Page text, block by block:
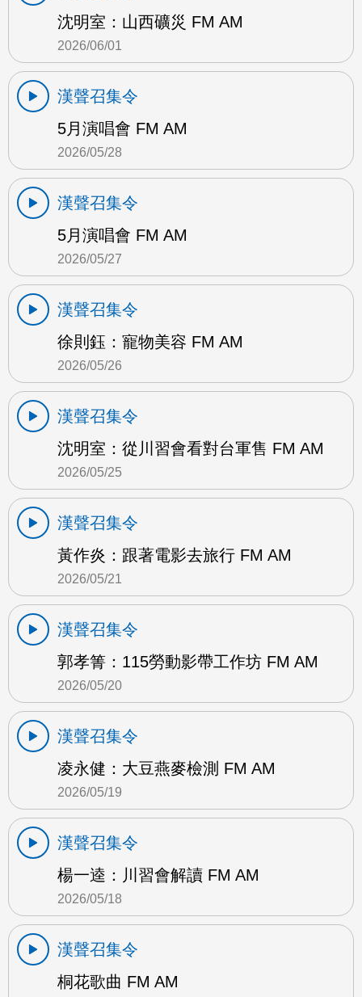
沈明室：山西礦災 FM AM
2026/06/01
漢聲召集令
5月演唱會 FM AM
2026/05/28
漢聲召集令
5月演唱會 FM AM
2026/05/27
漢聲召集令
徐則鈺：寵物美容 FM AM
2026/05/26
漢聲召集令
沈明室：從川習會看對台軍售 FM AM
2026/05/25
漢聲召集令
黃作炎：跟著電影去旅行 FM AM
2026/05/21
漢聲召集令
郭孝箐：115勞動影帶工作坊 FM AM
2026/05/20
漢聲召集令
凌永健：大豆燕麥檢測 FM AM
2026/05/19
漢聲召集令
楊一逵：川習會解讀 FM AM
2026/05/18
漢聲召集令
桐花歌曲 FM AM